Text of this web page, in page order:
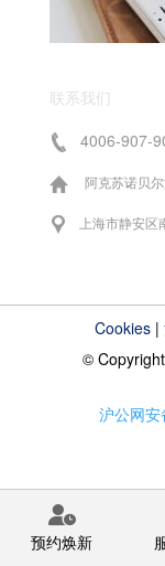
联系我们
4006-907-
阿克苏诺贝
上海市静安
Cookies |
©
沪公网
预约焕新